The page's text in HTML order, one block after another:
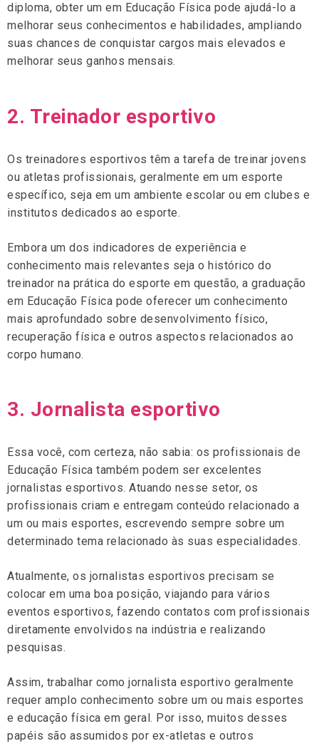
diploma, obter um em Educação Física pode ajudá-lo a
melhorar seus conhecimentos e habilidades, ampliando
suas chances de conquistar cargos mais elevados e
melhorar seus ganhos mensais.
2. Treinador esportivo
Os treinadores esportivos têm a tarefa de treinar jovens
ou atletas profissionais, geralmente em um esporte
específico, seja em um ambiente escolar ou em clubes e
institutos dedicados ao esporte.
Embora um dos indicadores de experiência e
conhecimento mais relevantes seja o histórico do
treinador na prática do esporte em questão, a graduação
em Educação Física pode oferecer um conhecimento
mais aprofundado sobre desenvolvimento físico,
recuperação física e outros aspectos relacionados ao
corpo humano.
3. Jornalista esportivo
Essa você, com certeza, não sabia: os profissionais de
Educação Física também podem ser excelentes
jornalistas esportivos. Atuando nesse setor, os
profissionais criam e entregam conteúdo relacionado a
um ou mais esportes, escrevendo sempre sobre um
determinado tema relacionado às suas especialidades.
Atualmente, os jornalistas esportivos precisam se
colocar em uma boa posição, viajando para vários
eventos esportivos, fazendo contatos com profissionais
diretamente envolvidos na indústria e realizando
pesquisas.
Assim, trabalhar como jornalista esportivo geralmente
requer amplo conhecimento sobre um ou mais esportes
e educação física em geral. Por isso, muitos desses
papéis são assumidos por ex-atletas e outros